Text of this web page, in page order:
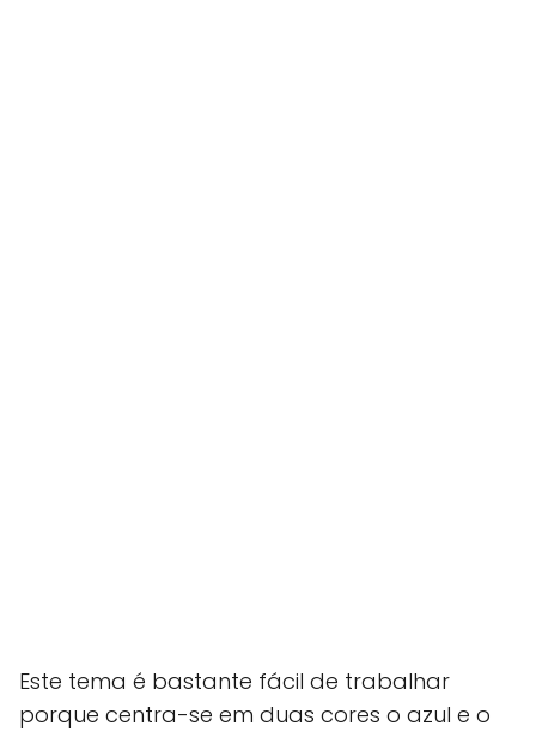
Este tema é bastante fácil de trabalhar
porque centra-se em duas cores o azul e o